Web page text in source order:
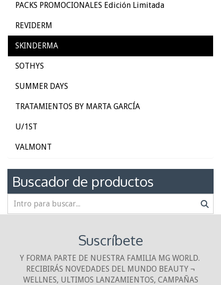
PACKS PROMOCIONALES Edición Limitada
REVIDERM
SKINDERMA
SOTHYS
SUMMER DAYS
TRATAMIENTOS BY MARTA GARCÍA
U/1ST
VALMONT
Buscador de productos
Suscríbete
Y FORMA PARTE DE NUESTRA FAMILIA MG WORLD.
RECIBIRÁS NOVEDADES DEL MUNDO BEAUTY ¬
WELLNES, ULTIMOS LANZAMIENTOS, CAMPAÑAS